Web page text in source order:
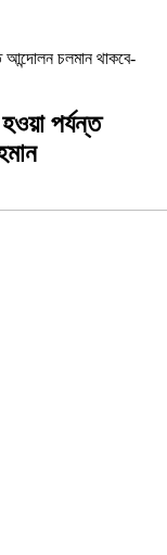
চলমান থাকবে-
পর্যন্ত